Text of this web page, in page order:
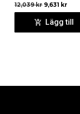
12,039kr 9,631 kr
Lägg till